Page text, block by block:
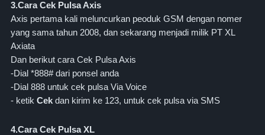
3.Cara Cek Pulsa Axis
Axis pertama kali meluncurkan peoduk GSM dengan nomer
yang sama tahun 2008, dan sekarang menjadi milik PT XL
Axiata
Dan berikut cara Cek Pulsa Axis
-Dial *888# dari ponsel anda
-Dial 888 untuk cek pulsa Via Voice
- ketik Cek dan kirim ke 123, untuk cek pulsa via SMS
4.Cara Cek Pulsa XL